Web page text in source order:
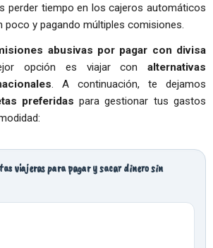
perder tiempo en los cajeros automáticos
poco y pagando múltiples comisiones.
abusivas por pagar con divisa
opción es viajar con alternativas
. A continuación, te dejamos
preferidas para gestionar tus gastos
viajeras para pagar y sacar dinero sin